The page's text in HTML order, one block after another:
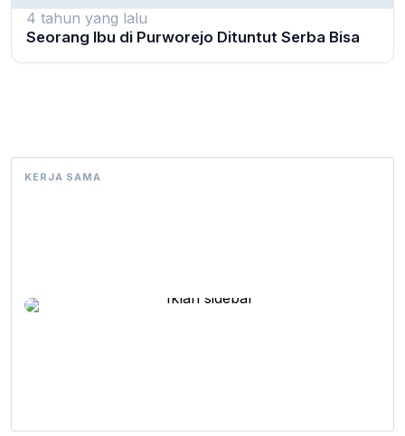
4 tahun yang lalu
Seorang Ibu di Purworejo Dituntut Serba Bisa
KERJA SAMA